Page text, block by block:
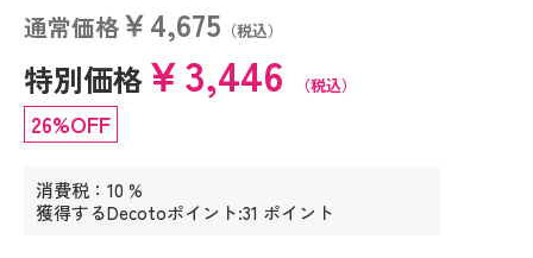
通常価格￥4,675 （税込）
特別価格￥3,446 （税込）
26%OFF
消費税：10 %
獲得するDecotoポイント:31 ポイント